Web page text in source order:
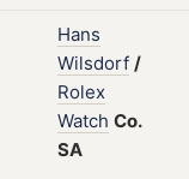
Hans
Wilsdorf /
Rolex
Watch Co.
SA